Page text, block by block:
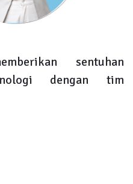
sentuhan
dengan tim